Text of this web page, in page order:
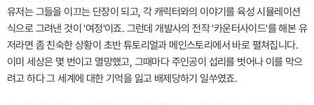
유저는 그들을 이끄는 단장이 되고, 각 캐릭터와의 이야기를 육성 시뮬레이션
식으로 그려낸 것이 '여정'이죠. 그런데 개발사의 전작 '카운터사이드'를 해본 유
저라면 좀 친숙한 상황이 초반 튜토리얼과 메인스토리에서 바로 펼쳐집니다.
이미 세상은 몇 번이고 멸망했고, 그때마다 주인공이 섭리를 벗어나 이를 막으
려고 하다 그 세계에 대한 기억을 잃고 배제당하기 일쑤였죠.